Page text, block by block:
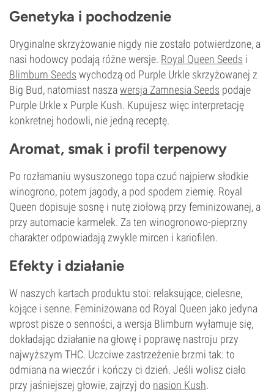
Genetyka i pochodzenie
Oryginalne skrzyżowanie nigdy nie zostało potwierdzone, a
nasi hodowcy podają różne wersje. Royal Queen Seeds i
Blimburn Seeds wychodzą od Purple Urkle skrzyżowanej z
Big Bud, natomiast naszawersja Zamnesia Seeds podaje
Purple Urkle x Purple Kush. Kupujesz więc interpretację
konkretnej hodowli, nie jedną receptę.
Aromat, smak i profil terpenowy
Po rozłamaniu wysuszonego topa czuć najpierw słodkie
winogrono, potem jagody, a pod spodem ziemię. Royal
Queen dopisuje sosnę i nutę ziołową przy feminizowanej, a
przy automacie karmelek. Za ten winogronowo-pieprzny
charakter odpowiadają zwykle mircen i kariofilen.
Efekty i działanie
W naszych kartach produktu stoi: relaksujące, cielesne,
kojące i senne. Feminizowana od Royal Queen jako jedyna
wprost pisze o senności, a wersja Blimburn wyłamuje się,
dokładając działanie na głowę i poprawę nastroju przy
najwyższym THC. Uczciwe zastrzeżenie brzmi tak: to
odmiana na wieczór i kończy ci dzień. Jeśli wolisz ciało
przy jaśniejszej głowie, zajrzyj do nasion Kush.